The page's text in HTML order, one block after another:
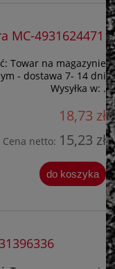
MC-4931624471
Towar na magazynie
- dostawa 7- 14 dni
Wysyłka w: .
18,73 zł
Cena netto: 15,23 zł
do koszyka